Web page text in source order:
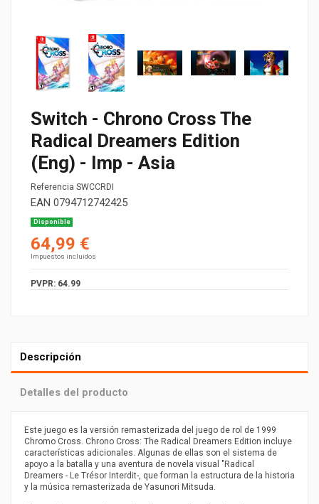
Switch - Chrono Cross The
Radical Dreamers Edition
(Eng) - Imp - Asia
Referencia SWCCRDI
EAN 0794712742425
Disponible
64,99 €
Impuestos incluidos
PVPR: 64.99
Descripción
Detalles del producto
Este juego es la versión remasterizada del juego de rol de 1999
Chromo Cross. Chrono Cross: The Radical Dreamers Edition incluye
características adicionales. Algunas de ellas son el sistema de
apoyo a la batalla y una aventura de novela visual "Radical
Dreamers - Le Trésor Interdit-, que forman la estructura de la historia
y la música remasterizada de Yasunori Mitsuda.